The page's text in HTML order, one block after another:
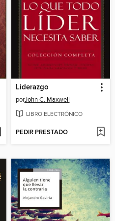
Liderazgo
porJohn C. Maxwell
LIBRO ELECTRÓNICO
PEDIR PRESTADO